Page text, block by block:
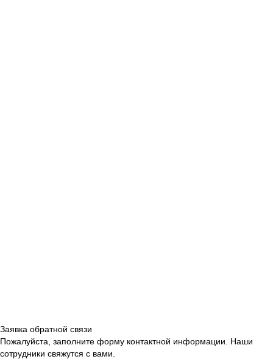
Заявка обратной связи
Пожалуйста, заполните форму контактной информации. Наши
сотрудники свяжутся с вами.